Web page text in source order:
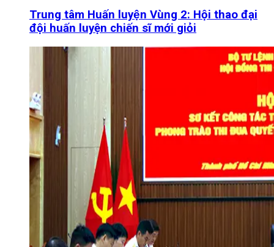
Trung tâm Huấn luyện Vùng 2: Hội thao đại
đội huấn luyện chiến sĩ mới giỏi